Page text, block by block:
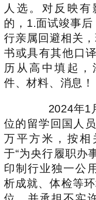
人选。对反映
的，1.面试竣事
行亲属回避相关
书或具有其他口
历从高中填起
件、材料、消息！
2024年1月
位的留学回国人
万平方米，按相
于“为央行履职办
印制行业独一公
析成就、体检等